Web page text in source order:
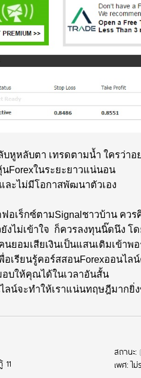
หูหลับตา เทรดตามน้ำ ใครว่า
Forexในระยะยาวแน่นอน
ละไม่มีโอกาสพัฒนาตัวเอง
ฟอเร็กซ์ตามSignalชาวบ้าน ค
ไม่เข้าใจ ก็ควรลงทุนนิ๊ดนึง โ
นยอมเสียเงินเป็นแสนเติมเข้าพ
เรียนรู้คอร์สสอนForexออนไล
บให้คุณได้ในเวลาอันสั้น
ไลน์จะทำให้เราแน่นทฤษฎีมาก
สถานะ:
11 เพศ: ไม่